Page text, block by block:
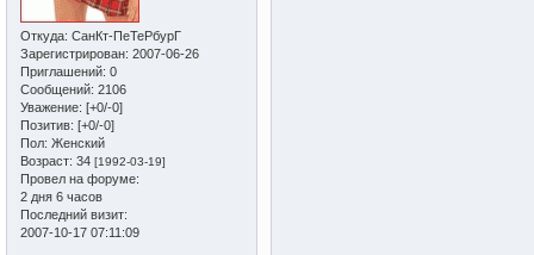
Откуда: СанКт-ПеТеРбурГ
Зарегистрирован: 2007-06-26
Приглашений: 0
Сообщений: 2106
Уважение: [+0/-0]
Позитив: [+0/-0]
Пол: Женский
Возраст: 34 [1992-03-19]
Провел на форуме:
2 дня 6 часов
Последний визит:
2007-10-17 07:11:09